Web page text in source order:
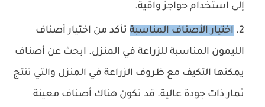
إلى استخدام حواجز واقية.
اختيار الأصناف المناسبة تأكد من اختيار أصناف
الليمون المناسبة للزراعة في المنزل. ابحث عن أصناف
يمكنها التكيف مع ظروف الزراعة في المنزل والتي تنتج
ثمار ذات جودة عالية. قد تكون هناك أصناف معينة